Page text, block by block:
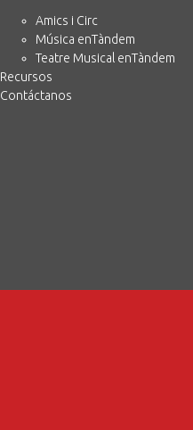
Amics i Circ
Música enTàndem
Teatre Musical enTàndem
Recursos
Contáctanos